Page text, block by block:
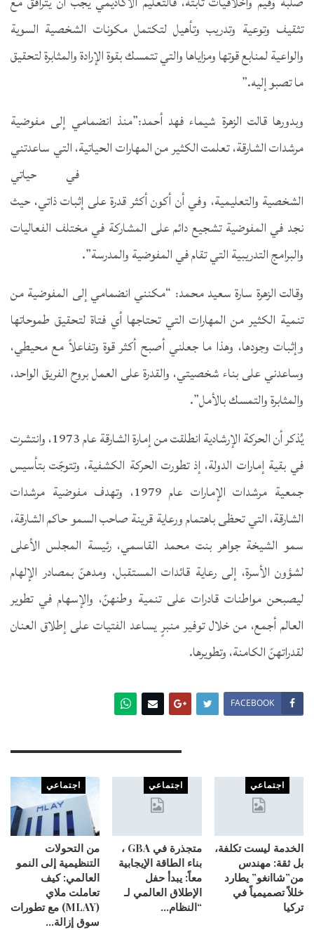
تثقيف وتوعية وتدريب وتأهيل لتكتمل مكونات الشخصية السوية
والواعية لمنابع قوتها ومزاياها والتي تتمسك بقوة الإرادة والمثابرة لتحقيق
ما تصبو إليه.”
وبدورها قالت الزهرة شيماء فهد أحمد:”منذ انضمامي إلى مفوضية
مرشدات الشارقة، تعلمت الكثير من المهارات الحياتية،التي ساعدتني
في حياتي
الشخصية والتعليمية، وفي أن أكون أكثر قدرة على إثبات ذاتي، حيث
نجد في المفوضية تشجيع دائم على المشاركة في مختلف الفعاليات
والبرامج التدريبية التي تقام في المفوضية والمدرسة”.
وقالت الزهرة سارة سعيد محمد: “مكنني انضمامي إلى المفوضية من
تنمية الكثير من المهارات التي تحتاجها أي فتاة لتحقيق طموحاتها
وإثبات وجودها، وهذا ما جعلني أصبح أكثر قوة وتفاعلاً مع محيطي،
وساعدني على بناء شخصيتي، والقدرة على العمل بروح الفريق الواحد،
والمثابرة والتمسك بالأمل”.
يُذكر أن الحركة الإرشادية انطلقت من إمارة الشارقة عام 1973، وانتشرت
في بقية إمارات الدولة، إذ تطورت الحركة الكشفية، وتتوجّت بتأسيس
جمعية مرشدات الإمارات عام 1979، وتهدف مفوضية مرشدات
الشارقة، التي تحظى باهتمام ورعاية قرينة صاحب السمو حاكم الشارقة،
سمو الشيخة جواهر بنت محمد القاسمي، رئيسة المجلس الأعلى
لشؤون الأسرة، إلى رعاية قائدات المستقبل، ومدهنّ بمصادر الإلهام
ليصبحن مواطنات قادرات على تنمية وطنهنّ، والإسهام في تطوير
العالم أجمع، من خلال توفير منبرٍ يساعد الفتيات على إطلاق العنان
لقدراتهنّ الكامنة، وتطويرها.
FACEBOOK
اجتماعي
الخدمة ليست تكلفة،
بل ثقة: مهندس
من”شاانغو” يطارد
خللاً تصميمياً في
تركيا
اجتماعي
متجذرة في GBA ،
بناء الطاقة الإيجابية
معاً: يبدأ حفل
الإطلاق العالمي لـ
“النظام…
اجتماعي
من التحولات
التنظيمية إلى النمو
العالمي: كيف
تعاملت ملاي
(MLAY) مع تطورات
سوق إزالة…